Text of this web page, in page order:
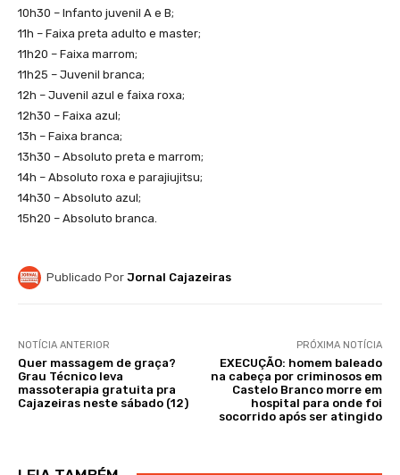
10h30 – Infanto juvenil A e B;
11h – Faixa preta adulto e master;
11h20 – Faixa marrom;
11h25 – Juvenil branca;
12h – Juvenil azul e faixa roxa;
12h30 – Faixa azul;
13h – Faixa branca;
13h30 – Absoluto preta e marrom;
14h – Absoluto roxa e parajiujitsu;
14h30 – Absoluto azul;
15h20 – Absoluto branca.
Publicado Por Jornal Cajazeiras
NOTÍCIA ANTERIOR
Quer massagem de graça?
Grau Técnico leva
massoterapia gratuita pra
Cajazeiras neste sábado (12)
PRÓXIMA NOTÍCIA
EXECUÇÃO: homem baleado
na cabeça por criminosos em
Castelo Branco morre em
hospital para onde foi
socorrido após ser atingido